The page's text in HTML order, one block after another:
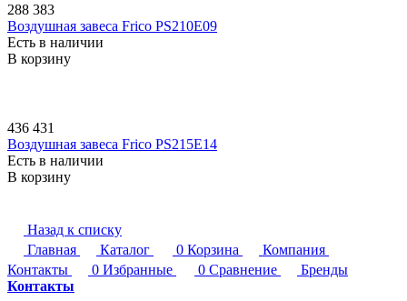
288 383
Воздушная завеса Frico PS210E09
Есть в наличии
В корзину
436 431
Воздушная завеса Frico PS215E14
Есть в наличии
В корзину
Назад к списку
Главная
Каталог 0 Корзина
Компания
Контакты
0 Избранные 0 Сравнение
Бренды
Контакты